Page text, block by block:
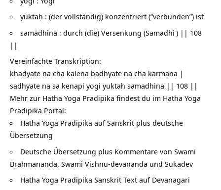
yuktaḥ : (der vollständig) konzentriert (“verbunden”) ist
samādhinā : durch (die) Versenkung (Samadhi ) || 108
||
Vereinfachte Transkription:
khadyate na cha kalena badhyate na cha karmana |
sadhyate na sa kenapi yogi yuktah samadhina || 108 ||
Mehr zur Hatha Yoga Pradipika findest du im Hatha Yoga
Pradipika Portal:
Hatha Yoga Pradipika auf Sanskrit plus deutsche
Übersetzung
Deutsche Übersetzung plus Kommentare von Swami
Brahmananda, Swami Vishnu-devananda und Sukadev
Hatha Yoga Pradipika Sanskrit Text auf Devanagari